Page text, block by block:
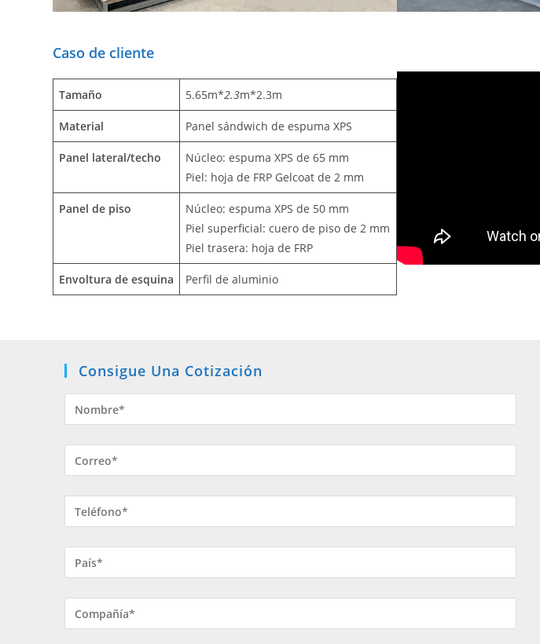
Caso de cliente
Tamaño 5.65m*2.3m*2.3m
Material Panel sándwich de espuma XPS
Panel lateral/techo
Núcleo: espuma XPS de 65 mm
Piel: hoja de FRP Gelcoat de 2 mm
Panel de piso
Núcleo: espuma XPS de 50 mm
Piel superficial: cuero de piso de 2 mm
Piel trasera: hoja de FRP
Envoltura de esquina Perfil de aluminio
Consigue Una Cotización